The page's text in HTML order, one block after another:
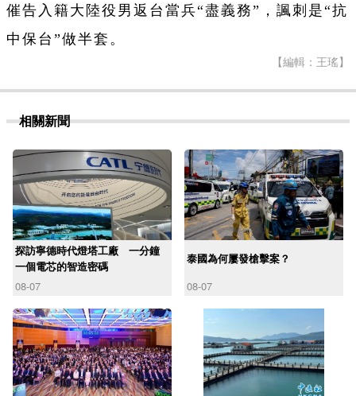
催告入籍大陸役男返台當兵“盡義務”，諷刺是“抗
中保台”做半套。
【編輯：王瑤】
相關新聞
探訪寧德時代燈塔工廠 一分鐘
一個電芯的智造密碼
08-07
泰國為何屢發槍擊案？
08-07